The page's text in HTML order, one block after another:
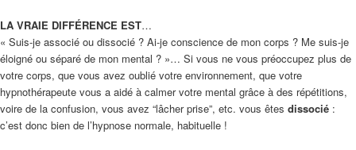
LA VRAIE DIFFÉRENCE EST…
« Suis-je associé ou dissocié ? Ai-je conscience de mon corps ? Me suis-je
éloigné ou séparé de mon mental ? »… Si vous ne vous préoccupez plus de
votre corps, que vous avez oublié votre environnement, que votre
hypnothérapeute vous a aidé à calmer votre mental grâce à des répétitions,
voire de la confusion, vous avez “lâcher prise”, etc. vous êtes dissocié :
c’est donc bien de l’hypnose normale, habituelle !